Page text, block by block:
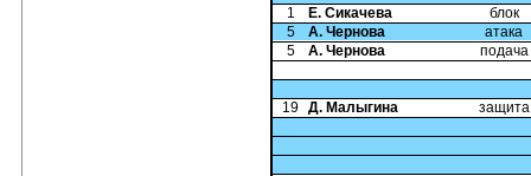
1 Е. Сикачева
блок
5
А. Чернова
атака
5
А. Чернова подача
19 Д. Малыгина защита